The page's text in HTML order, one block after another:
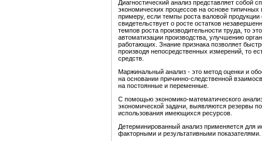
Диагностический анализ представляет собой
экономических процессов на основе
примеру, если темпы роста валовой
свидетельствует о росте остатков
темпов роста производительности труда, то
автоматизации производства, улучшению
работающих. Знание признака позволяет
производя непосредственных измерений, то
средств.
Маржинальный анализ - это метод оценки и
на основании причинно-следственной
на постоянные и переменные.
С помощью экономико-математического
экономической задачи, выявляются резервы
использования имеющихся ресурсов.
Детерминированный анализ применяется для
факторными и результативными показателями.